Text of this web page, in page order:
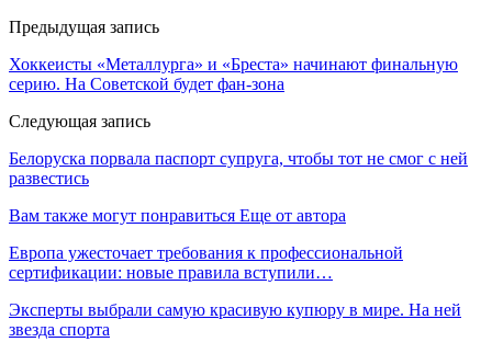
Предыдущая запись
Хоккеисты «Металлурга» и «Бреста» начинают финальную
серию. На Советской будет фан-зона
Следующая запись
Белоруска порвала паспорт супруга, чтобы тот не смог с ней
развестись
Вам также могут понравиться Еще от автора
Европа ужесточает требования к профессиональной
сертификации: новые правила вступили…
Эксперты выбрали самую красивую купюру в мире. На ней
звезда спорта